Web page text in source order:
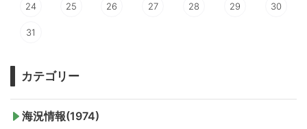
24 25 26 27 28 29 30
31
カテゴリー
海況情報(1974)